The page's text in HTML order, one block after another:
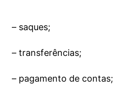
– saques;
– transferências;
– pagamento de contas;